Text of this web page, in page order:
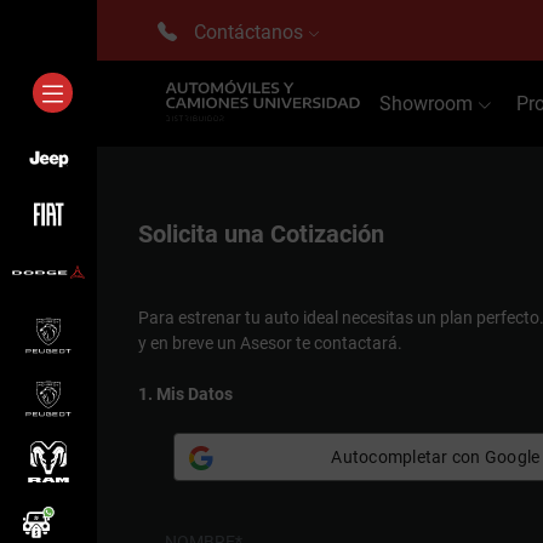
Contáctanos
Showroom
Solicita una Cotización
Para estrenar tu auto ideal necesitas un plan perfecto.
y en breve un Asesor te contactará.
1. Mis Datos
Autocompletar con Google